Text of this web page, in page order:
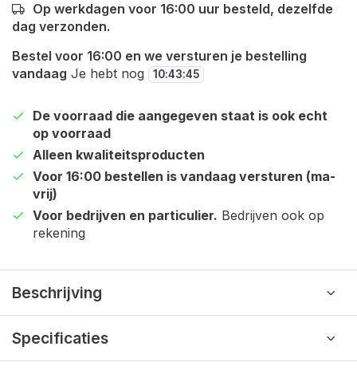
Op werkdagen voor 16:00 uur besteld, dezelfde
dag verzonden.
Bestel voor 16:00 en we versturen je bestelling
vandaag Je hebt nog 10:43:45
De voorraad die aangegeven staat is ook echt
op voorraad
Alleen kwaliteitsproducten
Voor 16:00 bestellen is vandaag versturen (ma-
vrij)
Voor bedrijven en particulier. Bedrijven ook op
rekening
Beschrijving
Specificaties